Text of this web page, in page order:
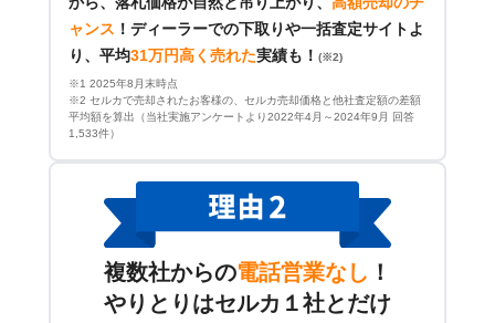
ャンス ！ ディーラーでの下取りや一括査定サイトよ
り、平均31万円高く売れた実績も！ (※2)
※1 2025年8月末時点
※2 セルカで売却されたお客様の、セルカ売却価格と他社査定額の差額
平均額を算出（当社実施アンケートより2022年4月～2024年9月 回答
1,533件）
複数社からの電話営業なし ！
やりとりはセルカ１社とだけ